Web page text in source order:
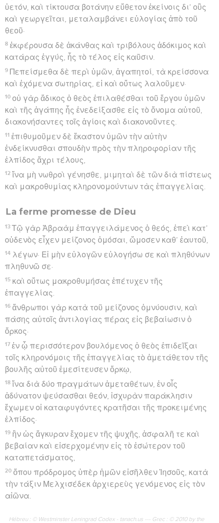
ὑετόν, καὶ τίκτουσα βοτάνην εὔθετον ἐκείνοις δι’ οὓς
καὶ γεωργεῖται, μεταλαμβάνει εὐλογίας ἀπὸ τοῦ
θεοῦ·
8 ἐκφέρουσα δὲ ἀκάνθας καὶ τριβόλους ἀδόκιμος καὶ
κατάρας ἐγγύς, ἧς τὸ τέλος εἰς καῦσιν.
9 Πεπείσμεθα δὲ περὶ ὑμῶν, ἀγαπητοί, τὰ κρείσσονα
καὶ ἐχόμενα σωτηρίας, εἰ καὶ οὕτως λαλοῦμεν·
10 οὐ γὰρ ἄδικος ὁ θεὸς ἐπιλαθέσθαι τοῦ ἔργου ὑμῶν
καὶ τῆς ἀγάπης ἧς ἐνεδείξασθε εἰς τὸ ὄνομα αὐτοῦ,
διακονήσαντες τοῖς ἁγίοις καὶ διακονοῦντες.
11 ἐπιθυμοῦμεν δὲ ἕκαστον ὑμῶν τὴν αὐτὴν
ἐνδείκνυσθαι σπουδὴν πρὸς τὴν πληροφορίαν τῆς
ἐλπίδος ἄχρι τέλους,
12 ἵνα μὴ νωθροὶ γένησθε, μιμηταὶ δὲ τῶν διὰ πίστεως
καὶ μακροθυμίας κληρονομούντων τὰς ἐπαγγελίας.
La ferme promesse de Dieu
13 Τῷ γὰρ Ἀβραὰμ ἐπαγγειλάμενος ὁ θεός, ἐπεὶ κατ’
οὐδενὸς εἶχεν μείζονος ὀμόσαι, ὤμοσεν καθ’ ἑαυτοῦ,
14 λέγων· Εἰ μὴν εὐλογῶν εὐλογήσω σε καὶ πληθύνων
πληθυνῶ σε·
15 καὶ οὕτως μακροθυμήσας ἐπέτυχεν τῆς
ἐπαγγελίας.
16 ἄνθρωποι γὰρ κατὰ τοῦ μείζονος ὀμνύουσιν, καὶ
πάσης αὐτοῖς ἀντιλογίας πέρας εἰς βεβαίωσιν ὁ
ὅρκος·
17 ἐν ᾧ περισσότερον βουλόμενος ὁ θεὸς ἐπιδεῖξαι
τοῖς κληρονόμοις τῆς ἐπαγγελίας τὸ ἀμετάθετον τῆς
βουλῆς αὐτοῦ ἐμεσίτευσεν ὅρκῳ,
18 ἵνα διὰ δύο πραγμάτων ἀμεταθέτων, ἐν οἷς
ἀδύνατον ψεύσασθαι θεόν, ἰσχυρὰν παράκλησιν
ἔχωμεν οἱ καταφυγόντες κρατῆσαι τῆς προκειμένης
ἐλπίδος·
19 ἣν ὡς ἄγκυραν ἔχομεν τῆς ψυχῆς, ἀσφαλῆ τε καὶ
βεβαίαν καὶ εἰσερχομένην εἰς τὸ ἐσώτερον τοῦ
καταπετάσματος,
20 ὅπου πρόδρομος ὑπὲρ ἡμῶν εἰσῆλθεν Ἰησοῦς, κατὰ
τὴν τάξιν Μελχισέδεκ ἀρχιερεὺς γενόμενος εἰς τὸν
αἰῶνα.
Hébreu : © Westminster Leningrad Codex - tanach.us --- Grec : © 2010 by the